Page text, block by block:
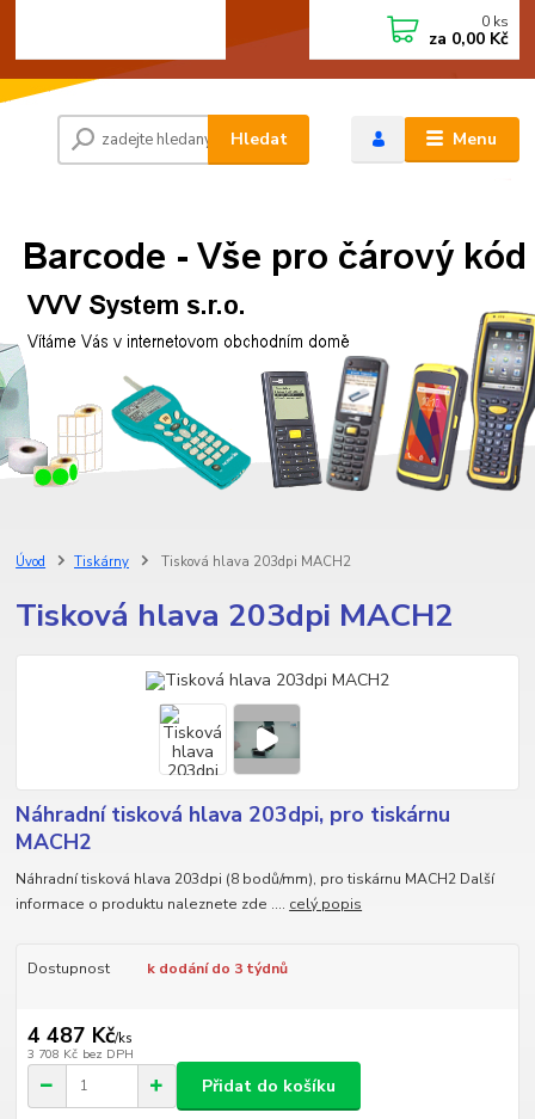
Menu
Hledat
0 ks
za 0,00 Kč
Úvod Tiskárny Tisková hlava 203dpi MACH2
Tisková hlava 203dpi MACH2
Náhradní tisková hlava 203dpi, pro tiskárnu
MACH2
Náhradní tisková hlava 203dpi (8 bodů/mm), pro tiskárnu MACH2 Další
informace o produktu naleznete zde .... celý popis
Dostupnost k dodání do 3 týdnů
4 487 Kč/ks
3 708 Kč bez DPH
Přidat do košíku